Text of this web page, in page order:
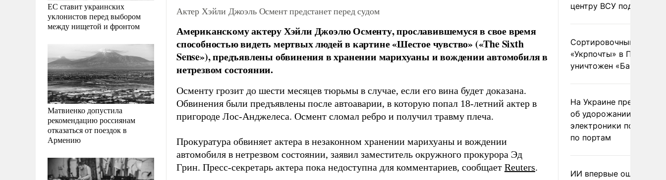
ЕС ставит украинских
уклонистов перед выбором
между нищетой и фронтом
Матвиенко допустила
рекомендацию россиянам
отказаться от поездок в
Армению
Актер Хэйли Джоэль Осмент предстанет перед судом
Американскому актеру Хэйли Джоэлю Осменту, прославившемуся в свое время
способностью видеть мертвых людей в картине «Шестое чувство» («The Sixth
Sense»), предъявлены обвинения в хранении марихуаны и вождении автомобиля в
нетрезвом состоянии.
Осменту грозит до шести месяцев тюрьмы в случае, если его вина будет доказана.
Обвинения были предъявлены после автоаварии, в которую попал 18-летний актер в
пригороде Лос-Анджелеса. Осмент сломал ребро и получил травму плеча.
Прокуратура обвиняет актера в незаконном хранении марихуаны и вождении
автомобиля в нетрезвом состоянии, заявил заместитель окружного прокурора Эд
Грин. Пресс-секретарь актера пока недоступна для комментариев, сообщает Reuters.
центру ВСУ под Киевом
Сортировочный пункт
«Укрпочты» в
уничтожен
На Украине
об удорожании
электроники после
по портам
ИИ впервые